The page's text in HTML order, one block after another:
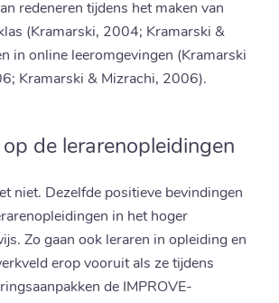
redeneren tijdens het maken van
(Kramarski, 2004; Kramarski &
in online leeromgevingen (Kramarski
Kramarski & Mizrachi, 2006).
op de lerarenopleidingen
niet. Dezelfde positieve bevindingen
in het hoger
Zo gaan ook leraren in opleiding en
erop vooruit als ze tijdens
de IMPROVE-